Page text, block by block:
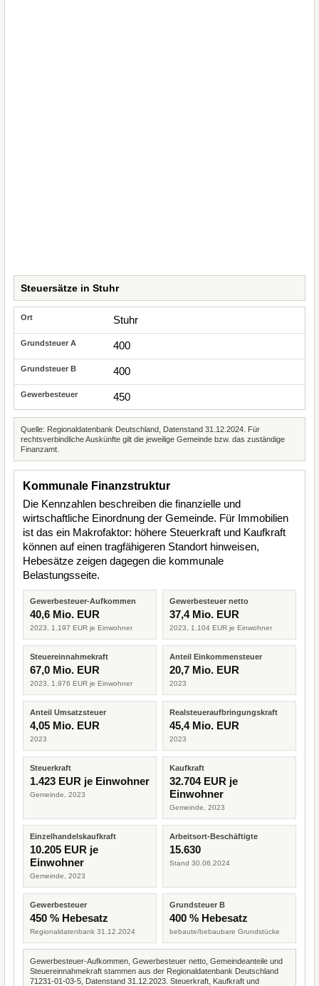
Steuersätze in Stuhr
Stuhr
400
400
450
Quelle: Regionaldatenbank Deutschland, Datenstand 31.12.2024. Für
rechtsverbindliche Auskünfte gilt die jeweilige Gemeinde bzw. das zuständige
Finanzamt.
Kommunale Finanzstruktur
Die Kennzahlen beschreiben die finanzielle und
wirtschaftliche Einordnung der Gemeinde. Für Immobilien
ist das ein Makrofaktor: höhere Steuerkraft und Kaufkraft
können auf einen tragfähigeren Standort hinweisen,
Hebesätze zeigen dagegen die kommunale
Belastungsseite.
Gewerbesteuer-Aufkommen
40,6 Mio. EUR
2023, 1.197 EUR je Einwohner
Gewerbesteuer netto
37,4 Mio. EUR
2023, 1.104 EUR je Einwohner
Steuereinnahmekraft
67,0 Mio. EUR
2023, 1.976 EUR je Einwohner
Anteil Einkommensteuer
20,7 Mio. EUR
2023
Anteil Umsatzsteuer
4,05 Mio. EUR
2023
Realsteueraufbringungskraft
45,4 Mio. EUR
2023
Steuerkraft
1.423 EUR je Einwohner
Gemeinde, 2023
Kaufkraft
32.704 EUR je
Einwohner
Gemeinde, 2023
Einzelhandelskaufkraft
10.205 EUR je
Einwohner
Gemeinde, 2023
Arbeitsort-Beschäftigte
15.630
Stand 30.06.2024
Gewerbesteuer
450 % Hebesatz
Regionaldatenbank 31.12.2024
Grundsteuer B
400 % Hebesatz
bebaute/bebaubare Grundstücke
Gewerbesteuer-Aufkommen, Gewerbesteuer netto, Gemeindeanteile und
Steuereinnahmekraft stammen aus der Regionaldatenbank Deutschland
71231-01-03-5, Datenstand 31.12.2023. Steuerkraft, Kaufkraft und